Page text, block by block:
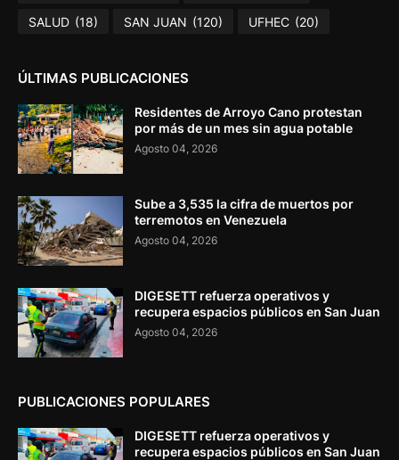
SALUD (18) SAN JUAN (120) UFHEC (20)
ÚLTIMAS PUBLICACIONES
Residentes de Arroyo Cano protestan
por más de un mes sin agua potable
Agosto 04, 2026
Sube a 3,535 la cifra de muertos por
terremotos en Venezuela
Agosto 04, 2026
DIGESETT refuerza operativos y
recupera espacios públicos en San Juan
Agosto 04, 2026
PUBLICACIONES POPULARES
DIGESETT refuerza operativos y
recupera espacios públicos en San Juan